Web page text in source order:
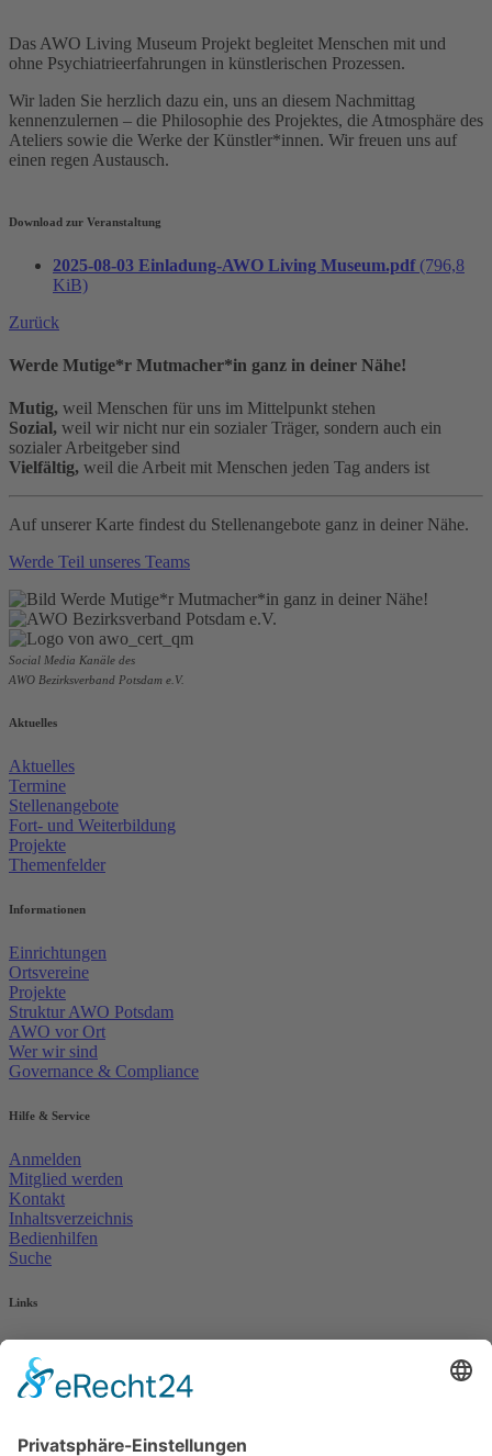
Das AWO Living Museum Projekt begleitet Menschen mit und
ohne Psychiatrieerfahrungen in künstlerischen Prozessen.
Wir laden Sie herzlich dazu ein, uns an diesem Nachmittag
kennenzulernen – die Philosophie des Projektes, die Atmosphäre des
Ateliers sowie die Werke der Künstler*innen. Wir freuen uns auf
einen regen Austausch.
Download zur Veranstaltung
2025-08-03 Einladung-AWO Living Museum.pdf (796,8
KiB)
Zurück
Werde Mutige*r Mutmacher*in ganz in deiner Nähe!
Mutig, weil Menschen für uns im Mittelpunkt stehen
Sozial, weil wir nicht nur ein sozialer Träger, sondern auch ein
sozialer Arbeitgeber sind
Vielfältig, weil die Arbeit mit Menschen jeden Tag anders ist
Auf unserer Karte findest du Stellenangebote ganz in deiner Nähe.
Werde Teil unseres Teams
Social Media Kanäle des
AWO Bezirksverband Potsdam e.V.
Aktuelles
Aktuelles
Termine
Stellenangebote
Fort- und Weiterbildung
Projekte
Themenfelder
Informationen
Einrichtungen
Ortsvereine
Projekte
Struktur AWO Potsdam
AWO vor Ort
Wer wir sind
Governance & Compliance
Hilfe & Service
Anmelden
Mitglied werden
Kontakt
Inhaltsverzeichnis
Bedienhilfen
Suche
Links
AWO Jobportal
AWO Ehrenamt Portal
AWO Schulgesundheitsfachkräfte
AWO Pflegeberatung